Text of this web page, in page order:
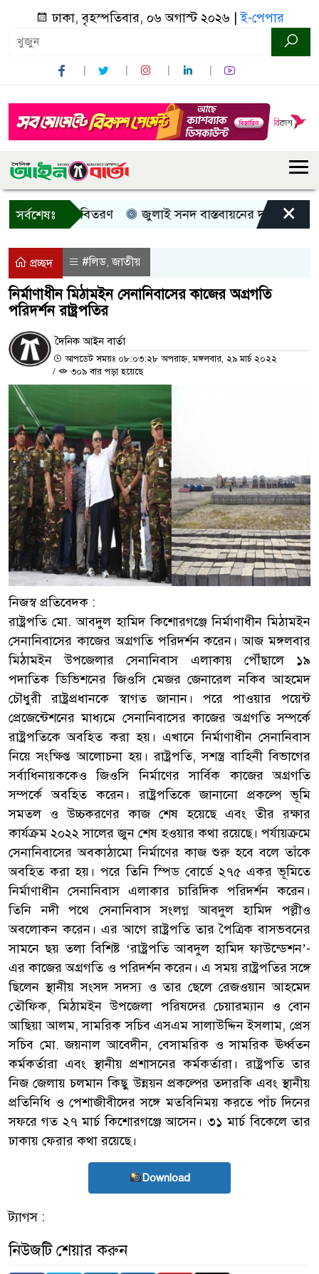
ঢাকা, বৃহস্পতিবার, ০৬ অগাস্ট ২০২৬ |ই-পেপার
সর্বশেষঃ
সহায়তা বিতরণ জুলাই সনদ বাস্তবায়নের দাবিতে×
প্রচ্ছদ #লিড,জাতীয়
নির্মাণাধীন মিঠামইন সেনানিবাসের কাজের অগ্রগতি
পরিদর্শন রাষ্ট্রপতির
দৈনিক আইন বার্তা
আপডেট সময়ঃ ০৮:০৩:২৮ অপরাহ্ন, মঙ্গলবার, ২৯ মার্চ ২০২২
/
৩০৯ বার পড়া হয়েছে
নিজস্ব প্রতিবেদক :
রাষ্ট্রপতি মো. আবদুল হামিদ কিশোরগঞ্জে নির্মাণাধীন মিঠামইন
সেনানিবাসের কাজের অগ্রগতি পরিদর্শন করেন। আজ মঙ্গলবার
মিঠামইন উপজেলার সেনানিবাস এলাকায় পৌঁছালে ১৯
পদাতিক ডিভিশনের জিওসি মেজর জেনারেল নকিব আহমেদ
চৌধুরী রাষ্ট্রপ্রধানকে স্বাগত জানান। পরে পাওয়ার পয়েন্ট
প্রেজেন্টেশনের মাধ্যমে সেনানিবাসের কাজের অগ্রগতি সম্পর্কে
রাষ্ট্রপতিকে অবহিত করা হয়। এখানে নির্মাণাধীন সেনানিবাস
নিয়ে সংক্ষিপ্ত আলোচনা হয়। রাষ্ট্রপতি, সশস্ত্র বাহিনী বিভাগের
সর্বাধিনায়ককেও জিওসি নির্মাণের সার্বিক কাজের অগ্রগতি
সম্পর্কে অবহিত করেন। রাষ্ট্রপতিকে জানানো প্রকল্পে ভূমি
সমতল ও উচ্চকরণের কাজ শেষ হয়েছে এবং তীর রক্ষার
কার্যক্রম ২০২২ সালের জুন শেষ হওয়ার কথা রয়েছে। পর্যায়ক্রমে
সেনানিবাসের অবকাঠামো নির্মাণের কাজ শুরু হবে বলে তাঁকে
অবহিত করা হয়। পরে তিনি স্পিড বোর্ডে ২৭৫ একর ভূমিতে
নির্মাণাধীন সেনানিবাস এলাকার চারিদিক পরিদর্শন করেন।
তিনি নদী পথে সেনানিবাস সংলগ্ন আবদুল হামিদ পল্লীও
অবলোকন করেন। এর আগে রাষ্ট্রপতি তার পৈত্রিক বাসভবনের
সামনে ছয় তলা বিশিষ্ট ‘রাষ্ট্রপতি আবদুল হামিদ ফাউন্ডেশন’-
এর কাজের অগ্রগতি ও পরিদর্শন করেন। এ সময় রাষ্ট্রপতির সঙ্গে
ছিলেন স্থানীয় সংসদ সদস্য ও তার ছেলে রেজওয়ান আহমেদ
তৌফিক, মিঠামইন উপজেলা পরিষদের চেয়ারম্যান ও বোন
আছিয়া আলম, সামরিক সচিব এসএম সালাউদ্দিন ইসলাম, প্রেস
সচিব মো. জয়নাল আবেদীন, বেসামরিক ও সামরিক ঊর্ধ্বতন
কর্মকর্তারা এবং স্থানীয় প্রশাসনের কর্মকর্তারা। রাষ্ট্রপতি তার
নিজ জেলায় চলমান কিছু উন্নয়ন প্রকল্পের তদারকি এবং স্থানীয়
প্রতিনিধি ও পেশাজীবীদের সঙ্গে মতবিনিময় করতে পাঁচ দিনের
সফরে গত ২৭ মার্চ কিশোরগঞ্জে আসেন। ৩১ মার্চ বিকেলে তার
ঢাকায় ফেরার কথা রয়েছে।
Download
ট্যাগস :
নিউজটি শেয়ার করুন